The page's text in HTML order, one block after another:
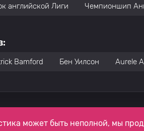
английской Лиги Чемпионшип
Bamford Бен Уилсон Aurele
может быть неполной, мы